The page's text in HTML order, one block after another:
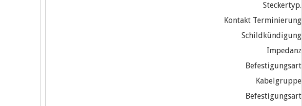
Steckertyp.
Kontakt Terminierung
Schildkündigung
Impedanz
Befestigungsart
Kabelgruppe
Befestigungsart